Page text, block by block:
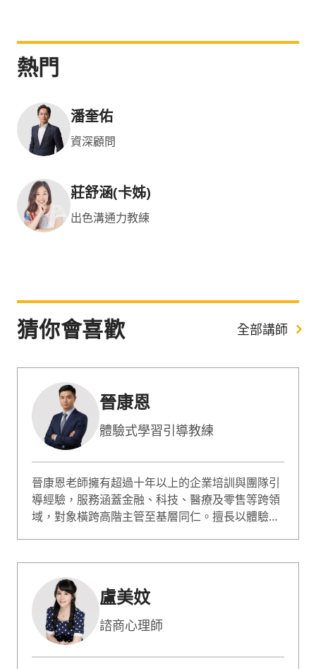
熱門
潘奎佑
資深顧問
莊舒涵(卡姊)
出色溝通力教練
猜你會喜歡 全部講師
晉康恩
體驗式學習引導教練
晉康恩老師擁有超過十年以上的企業培訓與團隊引
導經驗，服務涵蓋金融、科技、醫療及零售等跨領
域，對象橫跨高階主管至基層同仁。擅長以體驗式
世代合作，協助企業建立共識並將培訓轉化為組織
改變的關鍵契機。
盧美妏
諮商心理師